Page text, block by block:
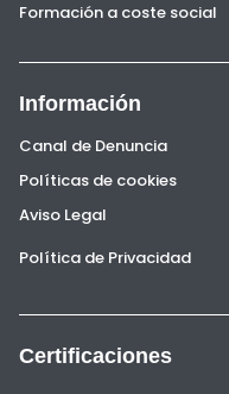
Formación a coste social
Información
Canal de Denuncia
Políticas de cookies
Aviso Legal
Política de Privacidad
Certificaciones